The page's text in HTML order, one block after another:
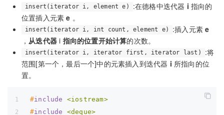
insert(iterator i, element e) :在德格中迭代器 i 指向的
位置插入元素e 。
insert(iterator i, int count, element e) :插入元素e
， 从迭代器i 指向的位置开始计算的次数。
insert(iterator i, iterator first, iterator last)
:将
范围[第一个，最后一个]中的元素插入到迭代器 i 所指向的位
置。
#include
<iostream>
#include <deque>